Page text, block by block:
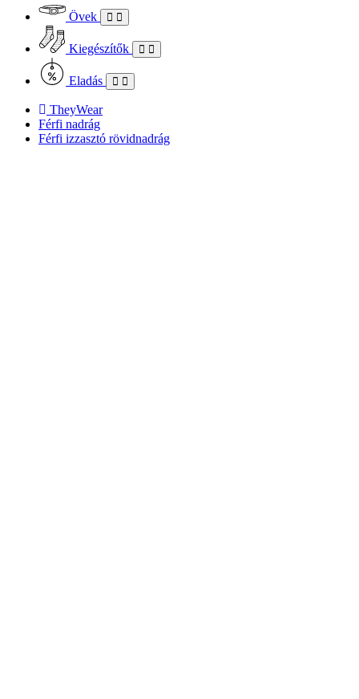
Övek
Kiegészítők
Eladás
TheyWear
Férfi nadrág
Férfi izzasztó rövidnadrág